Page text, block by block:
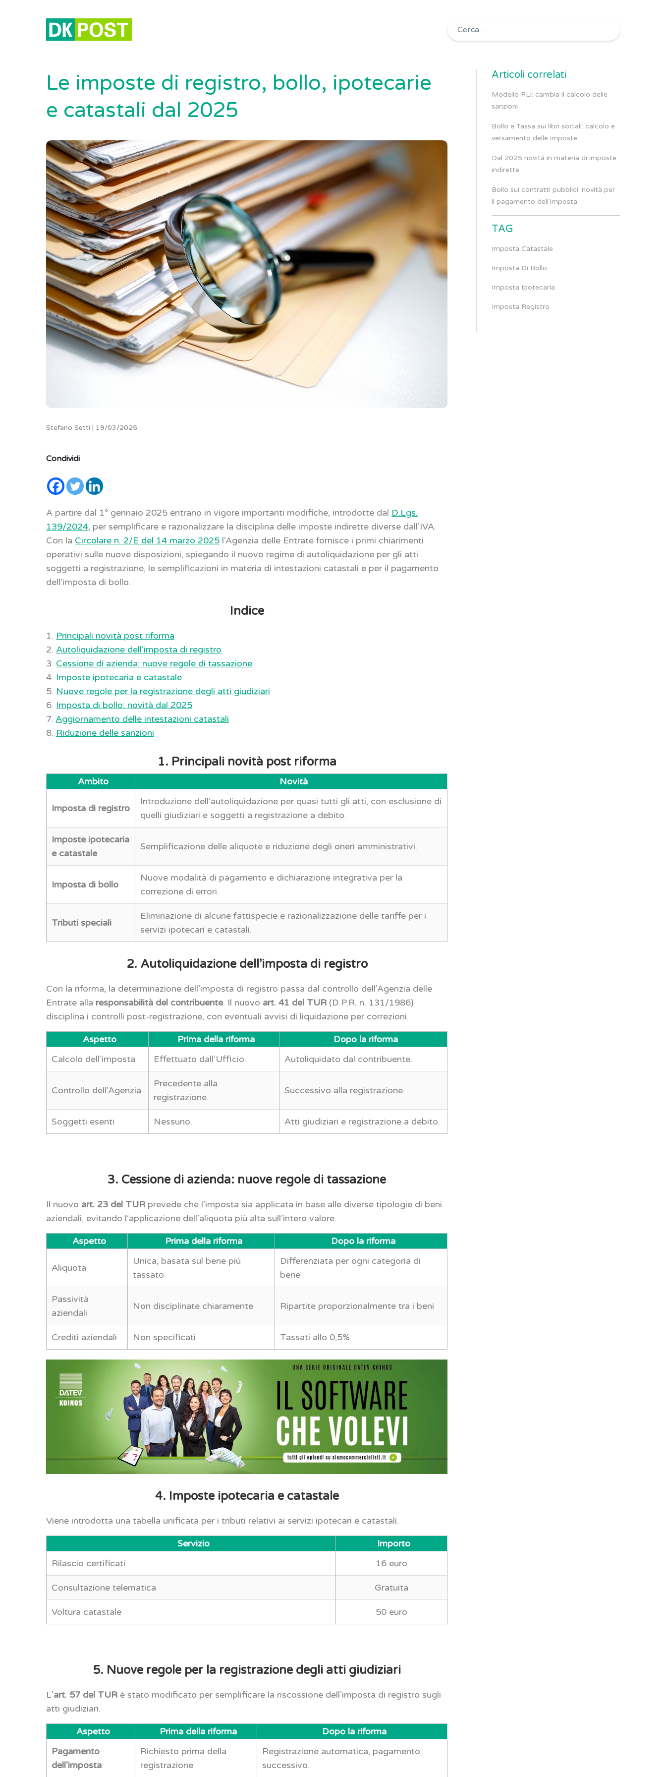
Ricerca per:
Le imposte di registro, bollo, ipotecarie
e catastali dal 2025
Stefano Setti | 19/03/2025
Condividi
A partire dal 1° gennaio 2025 entrano in vigore importanti modifiche, introdotte dal D.Lgs.
139/2024, per semplificare e razionalizzare la disciplina delle imposte indirette diverse dall’IVA.
Con la Circolare n. 2/E del 14 marzo 2025 l’Agenzia delle Entrate fornisce i primi chiarimenti
operativi sulle nuove disposizioni, spiegando il nuovo regime di autoliquidazione per gli atti
soggetti a registrazione, le semplificazioni in materia di intestazioni catastali e per il pagamento
dell’imposta di bollo.
Indice
1. Principali novità post riforma
2. Autoliquidazione dell’imposta di registro
3. Cessione di azienda: nuove regole di tassazione
4. Imposte ipotecaria e catastale
5. Nuove regole per la registrazione degli atti giudiziari
6. Imposta di bollo: novità dal 2025
7. Aggiornamento delle intestazioni catastali
8. Riduzione delle sanzioni
1. Principali novità post riforma
Ambito Novità
Imposta di registro
Introduzione dell’autoliquidazione per quasi tutti gli atti, con esclusione di
quelli giudiziari e soggetti a registrazione a debito.
Imposte ipotecaria
e catastale
Semplificazione delle aliquote e riduzione degli oneri amministrativi.
Imposta di bollo
Nuove modalità di pagamento e dichiarazione integrativa per la
correzione di errori.
Tributi speciali
Eliminazione di alcune fattispecie e razionalizzazione delle tariffe per i
servizi ipotecari e catastali.
2. Autoliquidazione dell’imposta di registro
Con la riforma, la determinazione dell’imposta di registro passa dal controllo dell’Agenzia delle
Entrate alla responsabilità del contribuente. Il nuovo art. 41 del TUR (D.P.R. n. 131/1986)
disciplina i controlli post-registrazione, con eventuali avvisi di liquidazione per correzioni.
Aspetto Prima della riforma
Dopo la riforma
Calcolo dell’imposta
Effettuato dall’Ufficio. Autoliquidato dal contribuente.
Controllo dell’Agenzia
Precedente alla
registrazione.
Successivo alla registrazione.
Soggetti esenti Nessuno. Atti giudiziari e registrazione a debito.
3. Cessione di azienda: nuove regole di tassazione
Il nuovo art. 23 del TUR prevede che l’imposta sia applicata in base alle diverse tipologie di beni
aziendali, evitando l’applicazione dell’aliquota più alta sull’intero valore.
Aspetto Prima della riforma Dopo la riforma
Aliquota
Unica, basata sul bene più
tassato
Differenziata per ogni categoria di
bene
Passività
aziendali
Non disciplinate chiaramente Ripartite proporzionalmente tra i beni
Crediti aziendali Non specificati Tassati allo 0,5%
4. Imposte ipotecaria e catastale
Viene introdotta una tabella unificata per i tributi relativi ai servizi ipotecari e catastali.
Servizio
Importo
Rilascio certificati
16 euro
Consultazione telematica Gratuita
Voltura catastale 50 euro
5. Nuove regole per la registrazione degli atti giudiziari
L’art. 57 del TUR è stato modificato per semplificare la riscossione dell’imposta di registro sugli
atti giudiziari.
Aspetto Prima della riforma
Dopo la riforma
Pagamento
dell’imposta
Richiesto prima della
registrazione
Registrazione automatica, pagamento
successivo.
Articoli correlati
Modello RLI: cambia il calcolo delle
sanzioni
Bollo e Tassa sui libri sociali: calcolo e
versamento delle imposte
Dal 2025 novità in materia di imposte
indirette
Bollo sui contratti pubblici: novità per
il pagamento dell’imposta
TAG
Imposta Catastale
Imposta Di Bollo
Imposta Ipotecaria
Imposta Registro